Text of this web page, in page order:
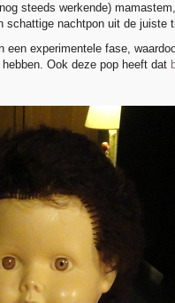
steeds werkende)
nachtpon uit de juiste
een experimentele fase,
Ook deze pop heeft dat